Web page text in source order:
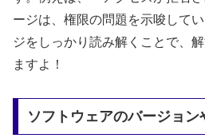
ージは、権限の問題を示唆して
ジをしっかり読み解くことで、
ますよ！
ソフトウェアのバージョン